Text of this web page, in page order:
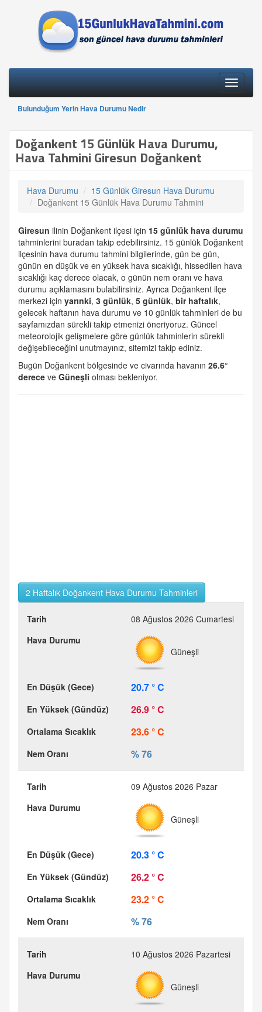
Toggle
Bulunduğum Yerin Hava Durumu Nedir
Doğankent 15 Günlük Hava Durumu,
Hava Tahmini Giresun Doğankent
Hava Durumu
15 Günlük Giresun Hava Durumu
Doğankent 15 Günlük Hava Durumu Tahmini
Giresun ilinin Doğankent ilçesi için 15 günlük hava durumu
tahminlerini buradan takip edebilirsiniz. 15 günlük Doğankent
ilçesinin hava durumu tahmini bilgilerinde, gün be gün,
günün en düşük ve en yüksek hava sıcaklığı, hissedilen hava
sıcaklığı kaç derece olacak, o günün nem oranı ve hava
durumu açıklamasını bulabilirsiniz. Ayrıca Doğankent ilçe
merkezi için yarınki, 3 günlük, 5 günlük, bir haftalık,
gelecek haftanın hava durumu ve 10 günlük tahminleri de bu
sayfamızdan sürekli takip etmenizi öneriyoruz. Güncel
meteorolojik gelişmelere göre günlük tahminlerin sürekli
değişebileceğini unutmayınız, sitemizi takip ediniz.
Bugün Doğankent bölgesinde ve civarında havanın 26.6°
derece ve Güneşli olması bekleniyor.
2 Haftalık Doğankent Hava Durumu Tahminleri
08 Ağustos 2026 Cumartesi
Güneşli
20.7 ° C
26.9 ° C
23.6 ° C
% 76
09 Ağustos 2026 Pazar
Güneşli
20.3 ° C
26.2 ° C
23.2 ° C
% 76
10 Ağustos 2026 Pazartesi
Güneşli